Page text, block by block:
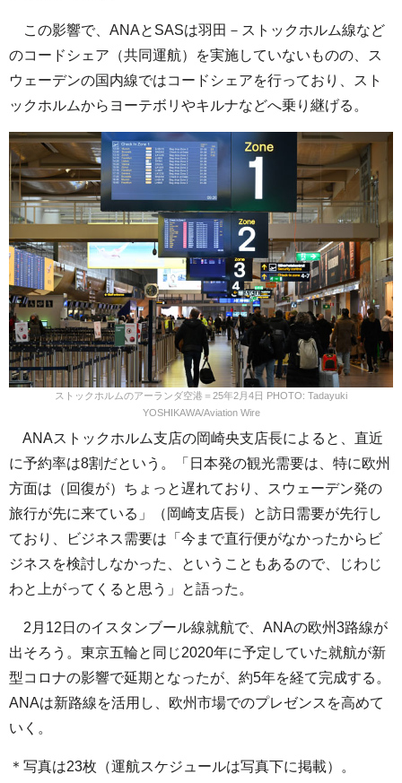
この影響で、ANAとSASは羽田－ストックホルム線など
のコードシェア（共同運航）を実施していないものの、ス
ウェーデンの国内線ではコードシェアを行っており、スト
ックホルムからヨーテボリやキルナなどへ乗り継げる。
ストックホルムのアーランダ空港＝25年2月4日 PHOTO: Tadayuki
YOSHIKAWA/Aviation Wire
ANAストックホルム支店の岡崎央支店長によると、直近
に予約率は8割だという。「日本発の観光需要は、特に欧州
方面は（回復が）ちょっと遅れており、スウェーデン発の
旅行が先に来ている」（岡崎支店長）と訪日需要が先行し
ており、ビジネス需要は「今まで直行便がなかったからビ
ジネスを検討しなかった、ということもあるので、じわじ
わと上がってくると思う」と語った。
2月12日のイスタンブール線就航で、ANAの欧州3路線が
出そろう。東京五輪と同じ2020年に予定していた就航が新
型コロナの影響で延期となったが、約5年を経て完成する。
ANAは新路線を活用し、欧州市場でのプレゼンスを高めて
いく。
＊写真は23枚（運航スケジュールは写真下に掲載）。